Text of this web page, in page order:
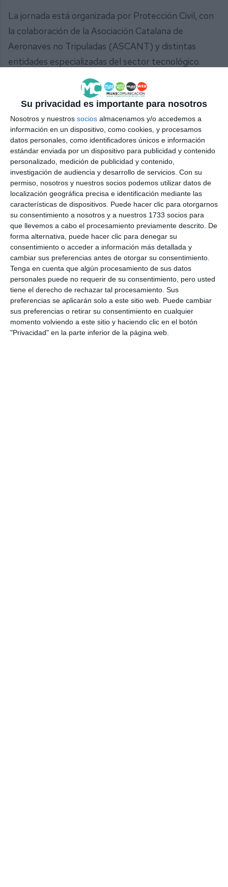
Su privacidad es importante para nosotros
Nosotros y nuestros socios almacenamos y/o accedemos a
información en un dispositivo, como cookies, y procesamos
datos personales, como identificadores únicos e información
estándar enviada por un dispositivo para publicidad y contenido
personalizado, medición de publicidad y contenido,
investigación de audiencia y desarrollo de servicios. Con su
permiso, nosotros y nuestros socios podemos utilizar datos de
localización geográfica precisa e identificación mediante las
características de dispositivos. Puede hacer clic para otorgarnos
su consentimiento a nosotros y a nuestros 1733 socios para
que llevemos a cabo el procesamiento previamente descrito. De
forma alternativa, puede hacer clic para denegar su
consentimiento o acceder a información más detallada y
cambiar sus preferencias antes de otorgar su consentimiento.
Tenga en cuenta que algún procesamiento de sus datos
personales puede no requerir de su consentimiento, pero usted
tiene el derecho de rechazar tal procesamiento. Sus
preferencias se aplicarán solo a este sitio web. Puede cambiar
sus preferencias o retirar su consentimiento en cualquier
momento volviendo a este sitio y haciendo clic en el botón
"Privacidad" en la parte inferior de la página web.
La jornada está organizada por Protección Civil, con
la colaboración de la Asociación Catalana de
Aeronaves no Tripuladas (ASCANT) y distintas
entidades especializadas del sector tecnológico.
Jerez ha subrayado finalmente que “la coordinación,
la prevención y la capacidad de respuesta son claves
en cualquier emergencia, y herramientas como los
drones pueden marcar la diferencia a la hora de
actuar con rapidez y eficacia”.
Comparte esta noticia desde el siguiente enlace:
https://mijascom.com/?a=38027
PROTECCIÓN CIVIL MIJAS SEGURIDAD DRONES
CURSO JORNADA